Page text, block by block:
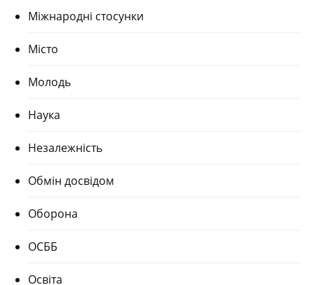
Міжнародні стосунки
Місто
Молодь
Наука
Незалежність
Обмін досвідом
Оборона
ОСББ
Освіта